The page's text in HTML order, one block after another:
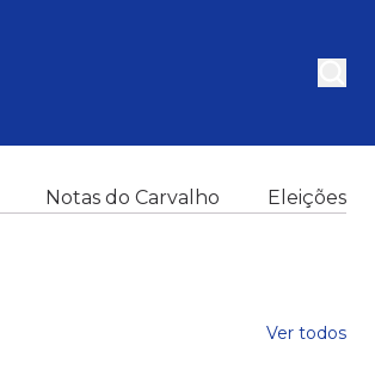
Notas do Carvalho Eleições
Ver todos